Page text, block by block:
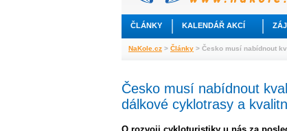
ČLÁNKY KALENDÁŘ AKCÍ
NaKole.cz > Články > Česko musí nabídnout
Česko musí nabídnout
dálkové cyklotrasy a